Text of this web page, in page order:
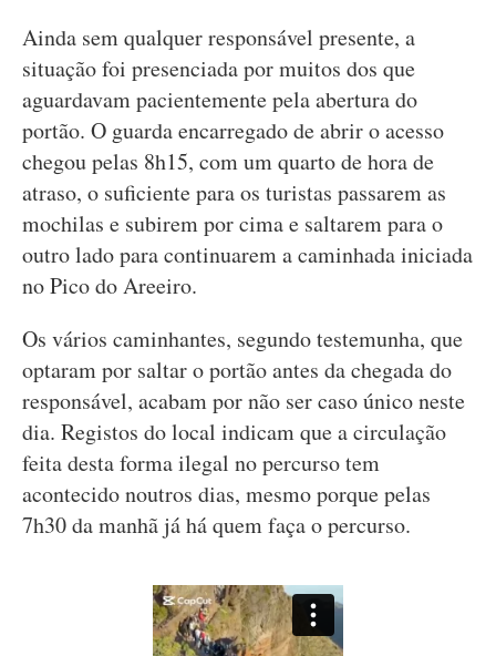
Ainda sem qualquer responsável presente, a
situação foi presenciada por muitos dos que
aguardavam pacientemente pela abertura do
portão. O guarda encarregado de abrir o acesso
chegou pelas 8h15, com um quarto de hora de
atraso, o suficiente para os turistas passarem as
mochilas e subirem por cima e saltarem para o
outro lado para continuarem a caminhada iniciada
no Pico do Areeiro.
Os vários caminhantes, segundo testemunha, que
optaram por saltar o portão antes da chegada do
responsável, acabam por não ser caso único neste
dia. Registos do local indicam que a circulação
feita desta forma ilegal no percurso tem
acontecido noutros dias, mesmo porque pelas
7h30 da manhã já há quem faça o percurso.